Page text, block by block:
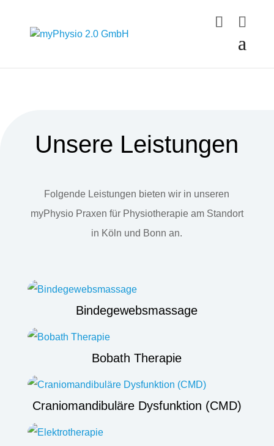
Unsere Leistungen
Folgende Leistungen bieten wir in unseren
myPhysio Praxen für Physiotherapie am Standort
in Köln und Bonn an.
Bindegewebsmassage
Bobath Therapie
Craniomandibuläre Dysfunktion (CMD)